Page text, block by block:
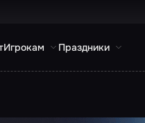
Игрокам Праздники